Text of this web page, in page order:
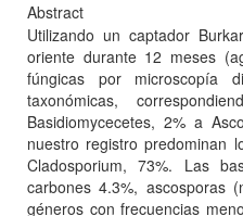
Abstract
Utilizando un captador
oriente durante 12 meses
fúngicas por microscopía
taxonómicas,
Basidiomycecetes, 2% a
nuestro registro predominan
Cladosporium, 73%. Las
carbones 4.3%, ascosporas
géneros con frecuencias